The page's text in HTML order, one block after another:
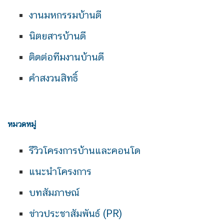
งานมหกรรมบ้านดี
นิตยสารบ้านดี
ติดต่อทีมงานบ้านดี
คำสงวนสิทธิ์
หมวดหมู่
รีวิวโครงการบ้านและคอนโด
แนะนำโครงการ
บทสัมภาษณ์
ข่าวประชาสัมพันธ์ (PR)